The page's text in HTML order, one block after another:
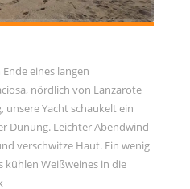
eines langen
nördlich von Lanzarote
unsere Yacht schaukelt ein
Dünung. Leichter Abendwind
verschwitze Haut. Ein wenig
kühlen Weißweines in die